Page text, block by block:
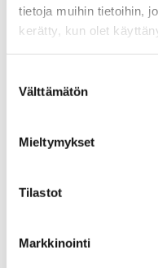
tietoja muihin tietoihin,
kerätty, kun olet
valinta
Välttämätön
Mieltymykset
Tilastot
Markkinointi
Pauliina